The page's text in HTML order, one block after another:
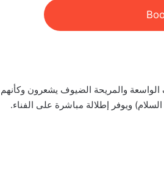
والمريحة الضيوف يشعرون
ويوفر إطلالة مباشرة على الفناء.